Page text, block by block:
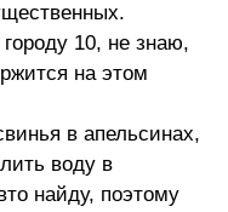
10, не знаю,
на этом
в апельсинах,
воду в
найду, поэтому